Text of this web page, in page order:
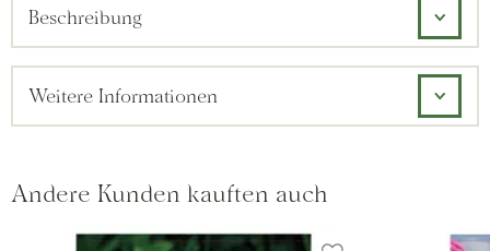
Beschreibung
Weitere Informationen
Andere Kunden kauften auch